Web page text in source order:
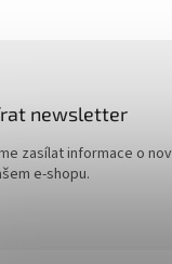
newsletter
zasílat informace o
e-shopu.